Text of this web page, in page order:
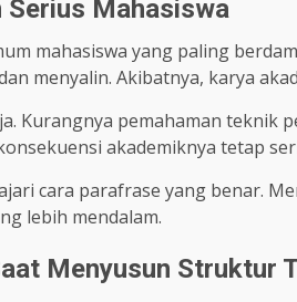
Serius Mahasiswa
mahasiswa yang paling
menyalin. Akibatnya, karya
Kurangnya pemahaman teknik
akademiknya tetap
cara parafrase yang benar.
lebih mendalam.
Menyusun Struktur